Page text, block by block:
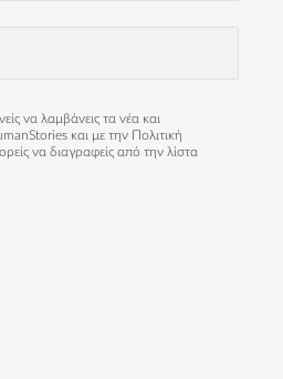
να λαμβάνεις τα νέα και
και με την Πολιτική
να διαγραφείς από την λίστα